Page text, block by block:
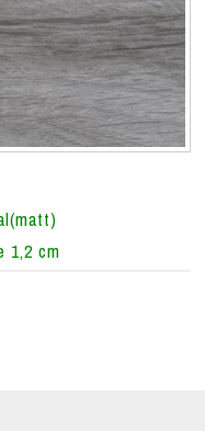
1,2 cm